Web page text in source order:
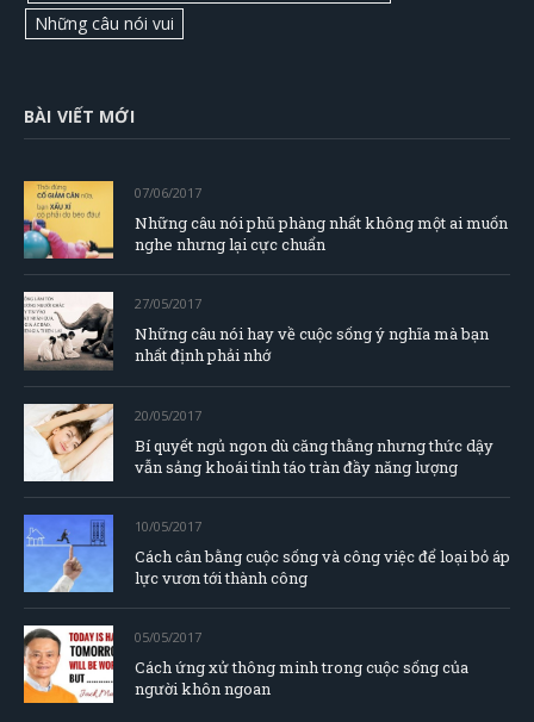
Những câu nói vui
BÀI VIẾT MỚI
07/06/2017
Những câu nói phũ phàng nhất không một ai muốn
nghe nhưng lại cực chuẩn
27/05/2017
Những câu nói hay về cuộc sống ý nghĩa mà bạn
nhất định phải nhớ
20/05/2017
Bí quyết ngủ ngon dù căng thằng nhưng thức dậy
vẫn sảng khoái tỉnh táo tràn đầy năng lượng
10/05/2017
Cách cân bằng cuộc sống và công việc để loại bỏ áp
lực vươn tới thành công
05/05/2017
Cách ứng xử thông minh trong cuộc sống của
người khôn ngoan